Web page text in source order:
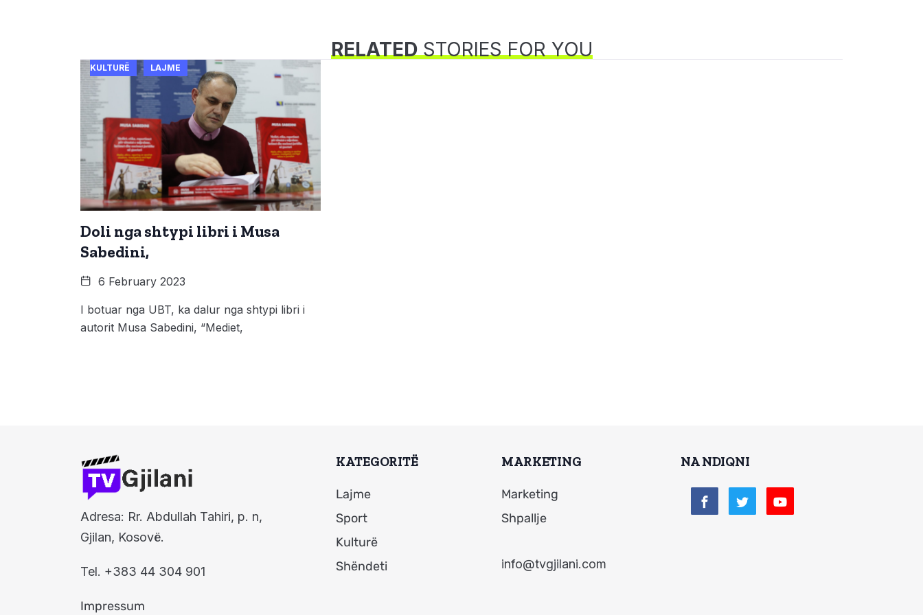
RELATEDSTORIES FOR YOU
KULTURË LAJME
Doli nga shtypi libri i Musa
Sabedini,
6 February 2023
I botuar nga UBT, ka dalur nga shtypi libri i
autorit Musa Sabedini, “Mediet,
Adresa: Rr. Abdullah Tahiri, p. n,
Gjilan, Kosovë.
Tel. +383 44 304 901
Impressum
KATEGORITË
Lajme
Sport
Kulturë
Shëndeti
MARKETING
Marketing
Shpallje
info@tvgjilani.com
NA NDIQNI